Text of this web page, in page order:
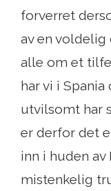
forverret
av en voldelig
alle om et
har vi i
utvilsomt har
er derfor det
inn i huden av
mistenkelig